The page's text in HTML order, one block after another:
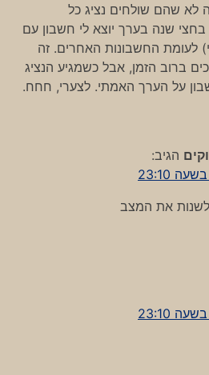
לא שהם שולחים נציג כל
שנה בערך יוצא לי חשבון עם
לעומת החשבונות האחרים. זה
ברוב הזמן, אבל כשמגיע הנציג
על הערך האמתי. לצערי, חחח.
הגיב:
לשנות את המצב